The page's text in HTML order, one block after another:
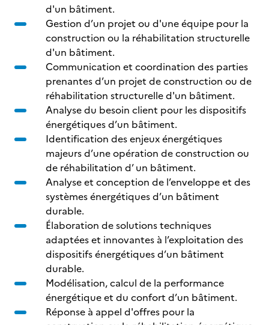
d'un bâtiment.
Gestion d’un projet ou d'une équipe pour la
construction ou la réhabilitation structurelle
d'un bâtiment.
Communication et coordination des parties
prenantes d’un projet de construction ou de
réhabilitation structurelle d'un bâtiment.
Analyse du besoin client pour les dispositifs
énergétiques d’un bâtiment.
Identification des enjeux énergétiques
majeurs d’une opération de construction ou
de réhabilitation d’ un bâtiment.
Analyse et conception de l’enveloppe et des
systèmes énergétiques d’un bâtiment
durable.
Élaboration de solutions techniques
adaptées et innovantes à l’exploitation des
dispositifs énergétiques d’un bâtiment
durable.
Modélisation, calcul de la performance
énergétique et du confort d’un bâtiment.
Réponse à appel d'offres pour la